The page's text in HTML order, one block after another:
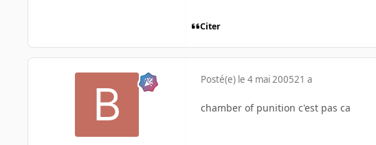
Citer
Posté(e) le 4 mai 200521 a
chamber of punition c'est pas ca